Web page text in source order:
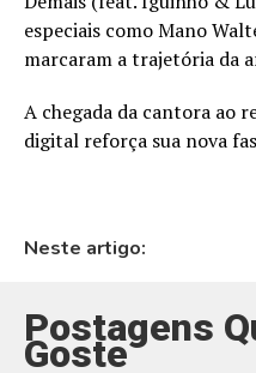
especiais como Mano
marcaram a trajetória da
A chegada da cantora ao
digital reforça sua nova
Neste artigo:
Postagens
Goste